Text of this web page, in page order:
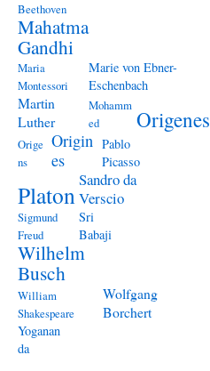
Beethoven
Mahatma
Gandhi
Maria
Montessori
Marie von Ebner-
Eschenbach
Martin
Luther
Mohamm
ed
Origenes
Orige
ns
Origin
es
Pablo
Picasso
Platon
Sandro da
Verscio
Sigmund
Freud
Sri
Babaji
Wilhelm
Busch
William
Shakespeare
Wolfgang
Borchert
Yoganan
da